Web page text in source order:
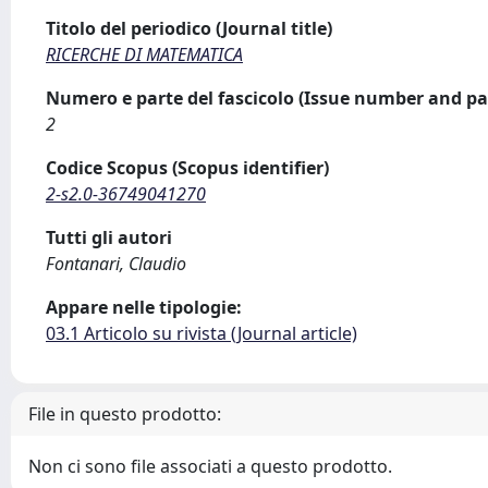
Titolo del periodico (Journal title)
RICERCHE DI MATEMATICA
Numero e parte del fascicolo (Issue number and
2
Codice Scopus (Scopus identifier)
2-s2.0-36749041270
Tutti gli autori
Fontanari, Claudio
Appare nelle tipologie:
03.1 Articolo su rivista (Journal article)
File in questo prodotto:
Non ci sono file associati a questo prodotto.